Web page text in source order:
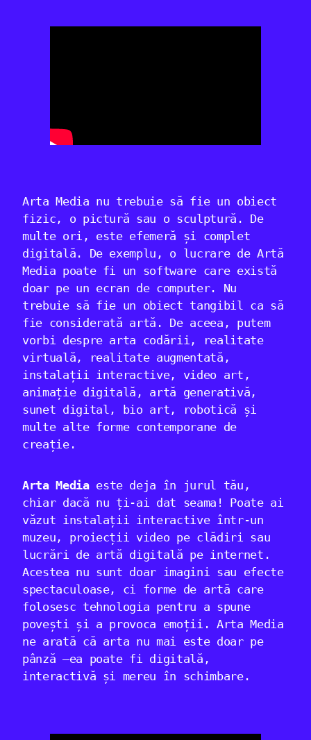
Arta Media nu trebuie să fie un obiect
fizic, o pictură sau o sculptură. De
multe ori, este efemeră și complet
digitală. De exemplu, o lucrare de Artă
Media poate fi un software care există
doar pe un ecran de computer. Nu
trebuie să fie un obiect tangibil ca să
fie considerată artă. De aceea, putem
vorbi despre arta codării, realitate
virtuală, realitate augmentată,
instalații interactive, video art,
animație digitală, artă generativă,
sunet digital, bio art, robotică și
multe alte forme contemporane de
creație.
Arta Mediaeste deja în jurul tău,
chiar dacă nu ți-ai dat seama! Poate ai
văzut instalații interactive într-un
muzeu, proiecții video pe clădiri sau
lucrări de artă digitală pe internet.
Acestea nu sunt doar imagini sau efecte
spectaculoase, ci forme de artă care
folosesc tehnologia pentru a spune
povești și a provoca emoții. Arta Media
ne arată că arta nu mai este doar pe
pânză —ea poate fi digitală,
interactivă și mereu în schimbare.